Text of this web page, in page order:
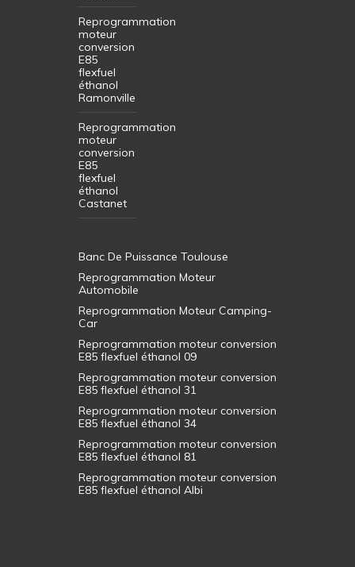
Reprogrammation
moteur
conversion
E85
flexfuel
éthanol
Ramonville
Reprogrammation
moteur
conversion
E85
flexfuel
éthanol
Castanet
Banc De Puissance Toulouse
Reprogrammation Moteur
Automobile
Reprogrammation Moteur Camping-
Car
Reprogrammation moteur conversion
E85 flexfuel éthanol 09
Reprogrammation moteur conversion
E85 flexfuel éthanol 31
Reprogrammation moteur conversion
E85 flexfuel éthanol 34
Reprogrammation moteur conversion
E85 flexfuel éthanol 81
Reprogrammation moteur conversion
E85 flexfuel éthanol Albi